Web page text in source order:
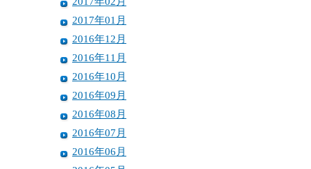
2017年01月
2016年12月
2016年11月
2016年10月
2016年09月
2016年08月
2016年07月
2016年06月